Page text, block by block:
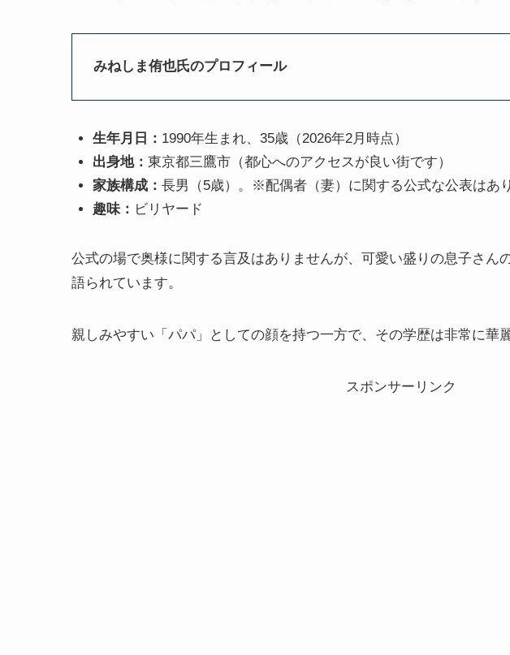
みねしま侑也氏のプロフィール
生年月日： 1990年生まれ、35歳（2026年2月時点）
出身地： 東京都三鷹市（都心へのアクセスが良い街です）
家族構成： 長男（5歳）。※配偶者（妻）に関する公式な公表はあり
趣味： ビリヤード
公式の場で奥様に関する言及はありませんが、可愛い盛りの息子さん
語られています。
親しみやすい「パパ」としての顔を持つ一方で、その学歴は非常に華
スポンサーリンク